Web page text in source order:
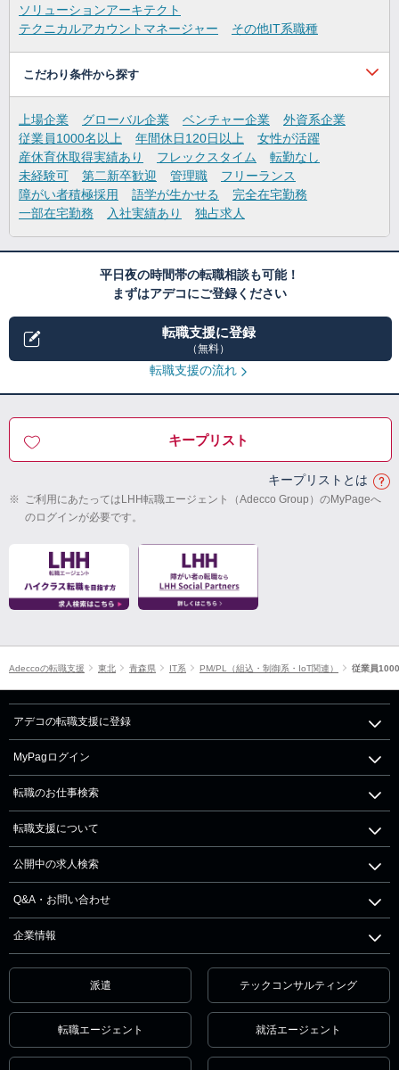
ソリューションアーキテクト
テクニカルアカウントマネージャー
その他IT系職種
こだわり条件から探す
上場企業 グローバル企業 ベンチャー企業
外資系企業
従業員1000名以上
年間休日120日以上
女性が活躍
産休育休取得実績あり
フレックスタイム
転勤なし
未経験可
第二新卒歓迎 管理職
フリーランス
障がい者積極採用
語学が生かせる
完全在宅勤務
一部在宅勤務
入社実績あり 独占求人
平日夜の時間帯の転職相談も可能！
まずはアデコにご登録ください
転職支援に登録
（無料）
転職支援の流れ
キープリスト
キープリストとは
※ ご利用にあたってはLHH転職エージェント（Adecco Group）のMyPageへ
のログインが必要です。
Adeccoの転職支援 東北 青森県 IT系 PM/PL（組込・制御系・IoT関連） 従業員
アデコの転職支援に登録
MyPagログイン
転職のお仕事検索
転職支援について
公開中の求人検索
Q&A・お問い合わせ
企業情報
派遣 テックコンサルティング
転職エージェント 就活エージェント